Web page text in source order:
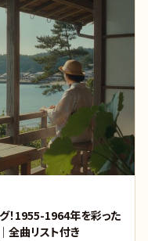
！1955-1964年を彩った
全曲リスト付き